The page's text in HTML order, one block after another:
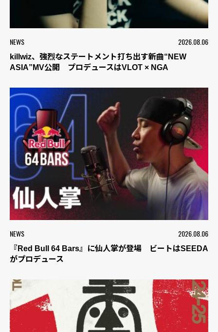
NEWS 2026.08.06
killwiz、強烈なステートメント打ち出す新曲“NEW
ASIA”MV公開 プロデュースはVLOT × NGA
NEWS 2026.08.06
『Red Bull 64 Bars』に仙人掌が登場 ビートはSEEDA
がプロデュース